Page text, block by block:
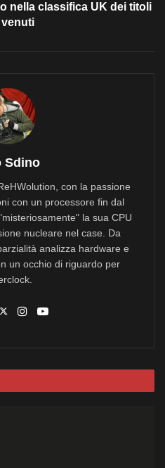
nella classifica UK dei titoli
Sdino
con la passione
con un processore fin dal
la sua CPU
nucleare nel case. Da
analizza hardware e
un occhio di riguardo per